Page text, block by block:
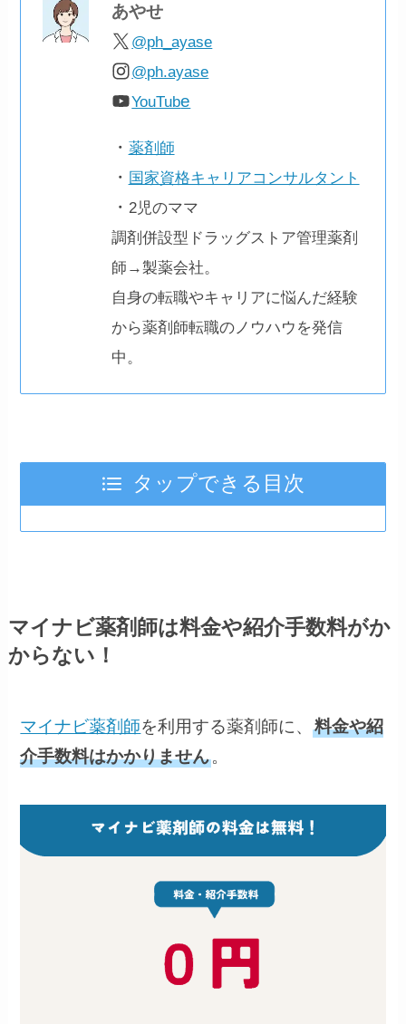
あやせ
@ph_ayase
@ph.ayase
YouTube
・ 薬剤師
・ 国家資格キャリアコンサルタント
・ 2児のママ
調剤併設型ドラッグストア管理薬剤
師→製薬会社。
自身の転職やキャリアに悩んだ経験
から薬剤師転職のノウハウを発信
中。
タップできる目次
マイナビ薬剤師は料金や紹介手数料がか
からない！
マイナビ薬剤師を利用する薬剤師に、料金や紹
介手数料はかかりません。